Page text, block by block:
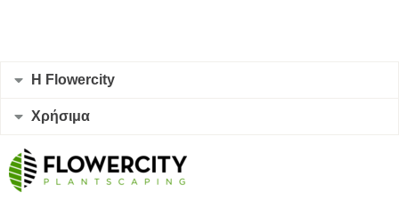
Η Flowercity
Χρήσιμα